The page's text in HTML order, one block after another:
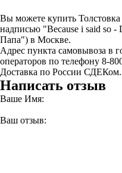
Вы можете купить
надписью "Because i said so -
Папа") в Москве.
Адрес пункта самовывоза в
операторов по телефону 8-
Доставка по России СДЕКом.
Написать отзыв
Ваше Имя:
Ваш отзыв: